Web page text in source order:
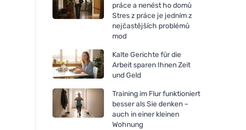
práce a nenést ho domů
Stres z práce je jedním z
nejčastějších problémů
mod
Kalte Gerichte für die
Arbeit sparen Ihnen Zeit
und Geld
Training im Flur funktioniert
besser als Sie denken –
auch in einer kleinen
Wohnung